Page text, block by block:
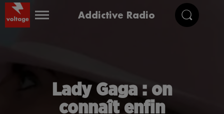
Addictive Radio
Lady Gaga : on
connaît enfin